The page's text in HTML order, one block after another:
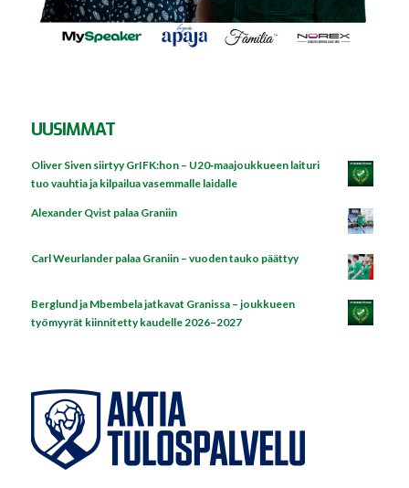
UUSIMMAT
Oliver Siven siirtyy GrIFK:hon – U20‑maajoukkueen laituri
tuo vauhtia ja kilpailua vasemmalle laidalle
Alexander Qvist palaa Graniin
Carl Weurlander palaa Graniin – vuoden tauko päättyy
Berglund ja Mbembela jatkavat Granissa – joukkueen
työmyyrät kiinnitetty kaudelle 2026–2027